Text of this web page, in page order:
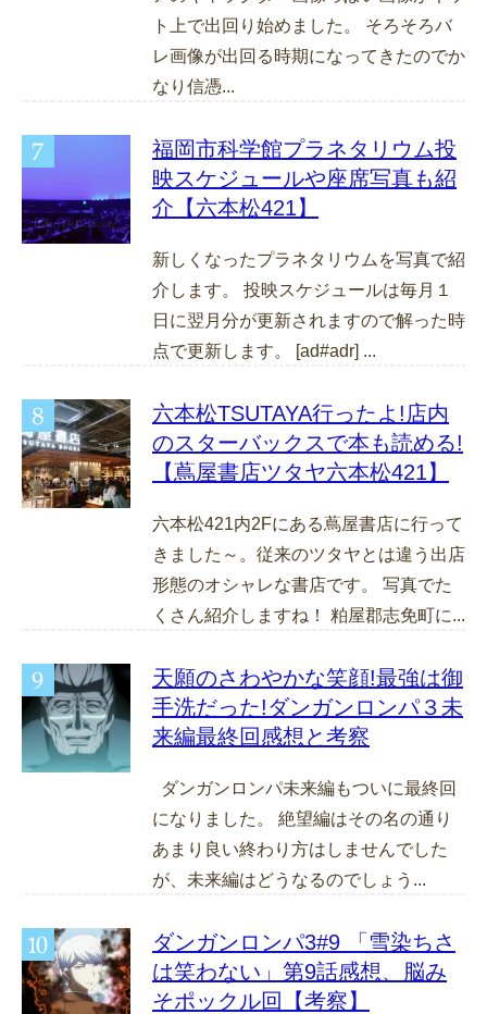
ト上で出回り始めました。 そろそろバ
レ画像が出回る時期になってきたのでか
なり信憑...
福岡市科学館プラネタリウム投
映スケジュールや座席写真も紹
介【六本松421】
新しくなったプラネタリウムを写真で紹
介します。 投映スケジュールは毎月１
日に翌月分が更新されますので解った時
点で更新します。 [ad#adr] ...
六本松TSUTAYA行ったよ!店内
のスターバックスで本も読める!
【蔦屋書店ツタヤ六本松421】
六本松421内2Fにある蔦屋書店に行って
きました～。従来のツタヤとは違う出店
形態のオシャレな書店です。 写真でた
くさん紹介しますね！ 粕屋郡志免町に...
天願のさわやかな笑顔!最強は御
手洗だった!ダンガンロンパ３未
来編最終回感想と考察
ダンガンロンパ未来編もついに最終回
になりました。 絶望編はその名の通り
あまり良い終わり方はしませんでした
が、未来編はどうなるのでしょう...
ダンガンロンパ3#9 「雪染ちさ
は笑わない」第9話感想、脳み
そポックル回【考察】